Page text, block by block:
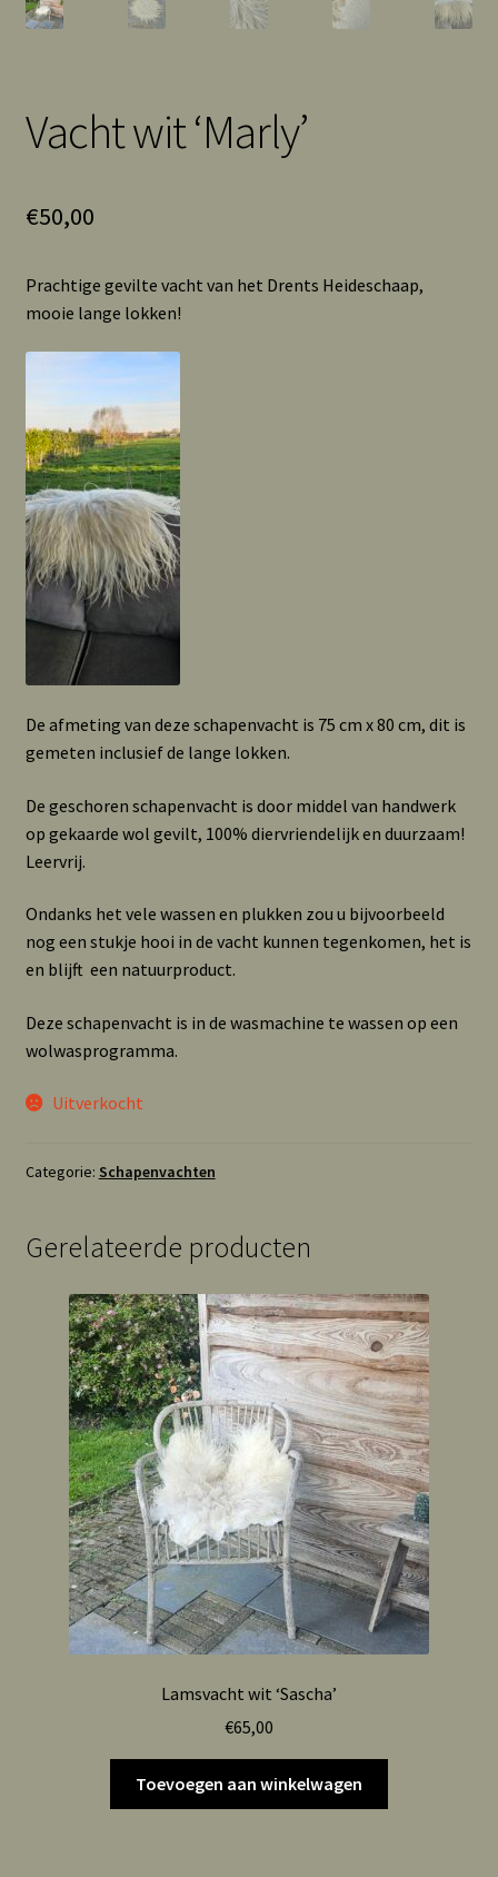
Vacht wit ‘Marly’
€50,00
Prachtige gevilte vacht van het Drents Heideschaap,
mooie lange lokken!
De afmeting van deze schapenvacht is 75 cm x 80 cm, dit is
gemeten inclusief de lange lokken.
De geschoren schapenvacht is door middel van handwerk
op gekaarde wol gevilt, 100% diervriendelijk en duurzaam!
Leervrij.
Ondanks het vele wassen en plukken zou u bijvoorbeeld
nog een stukje hooi in de vacht kunnen tegenkomen, het is
en blijft een natuurproduct.
Deze schapenvacht is in de wasmachine te wassen op een
wolwasprogramma.
Uitverkocht
Categorie: Schapenvachten
Gerelateerde producten
Lamsvacht wit ‘Sascha’
€65,00
Toevoegen aan winkelwagen